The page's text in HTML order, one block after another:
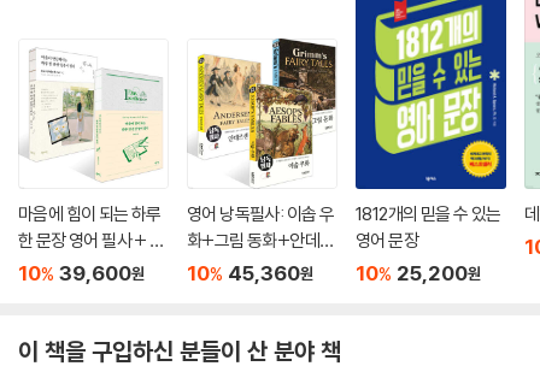
마음에 힘이 되는 하루
한 문장 영어 필사 + 마
음이 단단해지는 하루
10% 39,600원
영어 낭독필사: 이솝 우
화+그림 동화+안데르
센 동화 세트
10% 45,360원
1812개의 믿을 수 있는
영어 문장
10% 25,200원
이 책을 구입하신 분들이 산 분야 책